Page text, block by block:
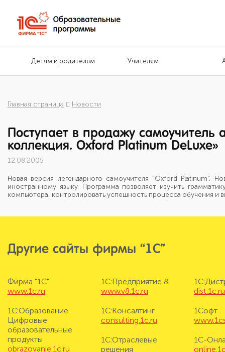
Детям и родителям Учителям
Главная страница Новости
Поступает в продажу самоучитель
коллекция. Oxford Platinum DeLuxe»
12.08.2005
Новая версия легендарного самоучителя "Oxford Platinum".
иностранному языку. Программа позволяет изучить
компьютера, контролировать успешность процесса обучения и
Другие сайты фирмы “1С”
Фирма "1С"
www.1c.ru
1С:Образование.
Цифровые
образовательные
продукты
obrazovanie.1c.ru
1С:Предприятие 8
www.v8.1c.ru
1С:Консалтинг
consulting.1c.ru
1С:Отраслевые
решения
dist.1c.ru
1Софт
1С-